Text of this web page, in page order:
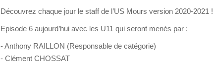
Découvrez chaque jour le staff de l’US Mours version 2020-2021 !
Episode 6 aujourd’hui avec les U11 qui seront menés par :
- Anthony RAILLON (Responsable de catégorie)
- Clément CHOSSAT